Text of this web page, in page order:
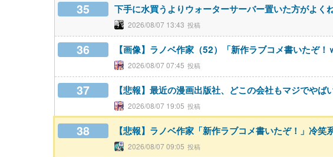
35 下手に水買うよりウォーターサーバー置いた方がよく
2026/08/07 13:43
36 【画像】ラノベ作家（52）「新作ラブコメ書いたぞ
2026/08/07 07:45
37 【悲報】最近の漫画出版社、どこの会社もマジでや
2026/08/07 19:05
38 【悲報】ラノベ作家「新作ラブコメ書いたぞ！」冷
2026/08/07 09:05